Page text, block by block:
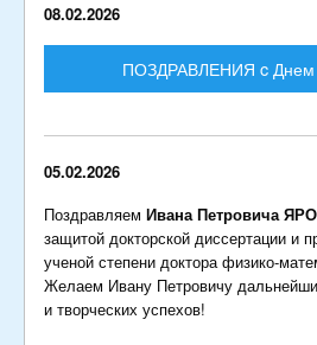
08.02.2026
ПОЗДРАВЛЕНИЯ c Днем
05.02.2026
Поздравляем Ивана Петровича
защитой докторской диссертации и
ученой степени доктора физико-
Желаем Ивану Петровичу
и творческих успехов!